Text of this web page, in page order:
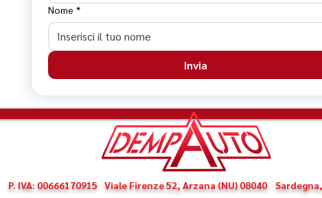
Nome *
Invia
P. IVA: 00666170915 Viale Firenze 52, Arzana (NU) 08040